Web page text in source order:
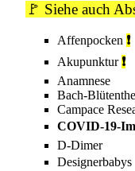
🚩 Siehe auch
Affenpocken ❗
Akupunktur ❗
Anamnese
Bach-
Campace
CO­VID-19-
D-Dimer
Designerbabys